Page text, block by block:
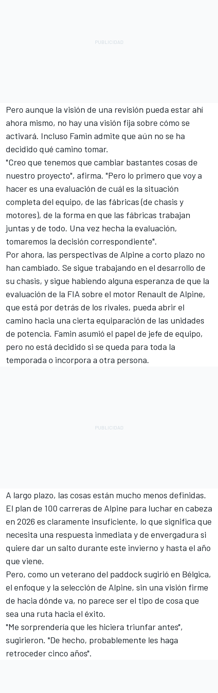
Pero aunque la visión de una revisión pueda estar ahí
ahora mismo, no hay una visión fija sobre cómo se
activará. Incluso Famin admite que aún no se ha
decidido qué camino tomar.
"Creo que tenemos que cambiar bastantes cosas de
nuestro proyecto", afirma. "Pero lo primero que voy a
hacer es una evaluación de cuál es la situación
completa del equipo, de las fábricas (de chasis y
motores), de la forma en que las fábricas trabajan
juntas y de todo. Una vez hecha la evaluación,
tomaremos la decisión correspondiente".
Por ahora, las perspectivas de Alpine a corto plazo no
han cambiado. Se sigue trabajando en el desarrollo de
su chasis, y sigue habiendo alguna esperanza de que la
evaluación de la FIA sobre el motor Renault de Alpine,
que está por detrás de los rivales, pueda abrir el
camino hacia una cierta equiparación de las unidades
de potencia. Famin asumió el papel de jefe de equipo,
pero no está decidido si se queda para toda la
temporada o incorpora a otra persona.
A largo plazo, las cosas están mucho menos definidas.
El plan de 100 carreras de Alpine para luchar en cabeza
en 2026 es claramente insuficiente, lo que significa que
necesita una respuesta inmediata y de envergadura si
quiere dar un salto durante este invierno y hasta el año
que viene.
Pero, como un veterano del paddock sugirió en Bélgica,
el enfoque y la selección de Alpine, sin una visión firme
de hacia dónde va, no parece ser el tipo de cosa que
sea una ruta hacia el éxito.
"Me sorprendería que les hiciera triunfar antes",
sugirieron. "De hecho, probablemente les haga
retroceder cinco años".